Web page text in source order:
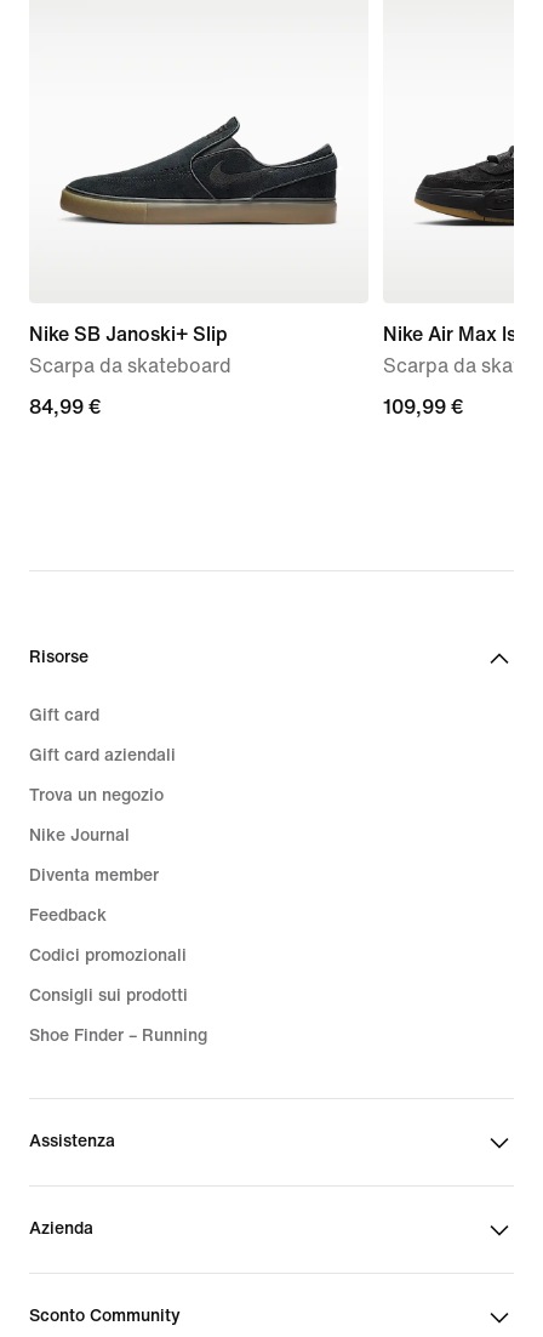
Nike SB Janoski+ Slip
Scarpa da skateboard
84,99
84,99 €
Nike Air Max
Scarpa da
109,99
109,99 €
Risorse
Gift card
Gift card aziendali
Trova un negozio
Nike Journal
Diventa member
Feedback
Codici promozionali
Consigli sui prodotti
Shoe Finder – Running
Assistenza
Azienda
Sconto Community